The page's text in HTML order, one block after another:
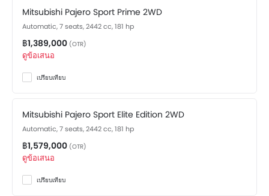
Mitsubishi Pajero Sport Prime 2WD
Automatic, 7 seats, 2442 cc, 181 hp
฿1,389,000 (OTR)
ดูข้อเสนอ
เปรียบเทียบ
Mitsubishi Pajero Sport Elite Edition 2WD
Automatic, 7 seats, 2442 cc, 181 hp
฿1,579,000 (OTR)
ดูข้อเสนอ
เปรียบเทียบ